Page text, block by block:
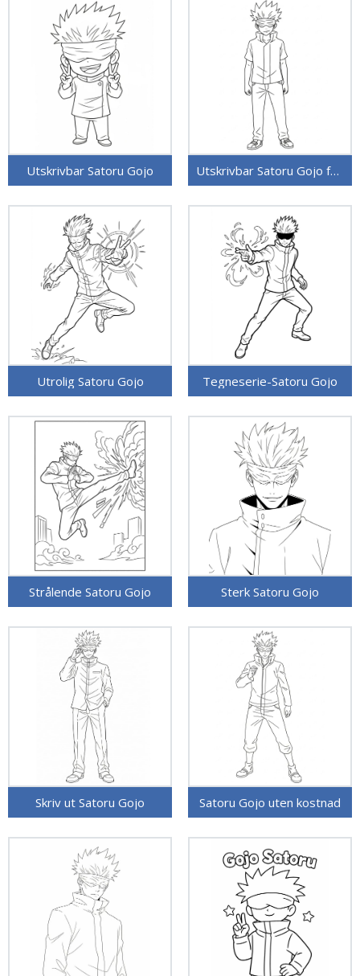
Utskrivbar Satoru Gojo Utskrivbar Satoru Gojo for barn
Utrolig Satoru Gojo Tegneserie-Satoru Gojo
Strålende Satoru Gojo Sterk Satoru Gojo
Skriv ut Satoru Gojo Satoru Gojo uten kostnad